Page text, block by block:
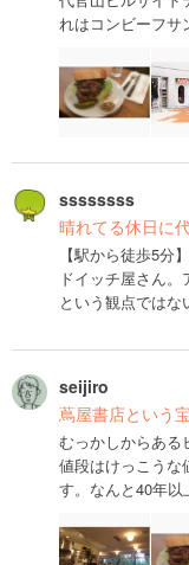
れはコンビーフサ
ssssssss
晴れてる休日に
【駅から徒歩5分
ドイッチ屋さん
という観点ではな
seijiro
蔦屋書店という
むっかしからある
値段はけっこうな
す。なんと40年以